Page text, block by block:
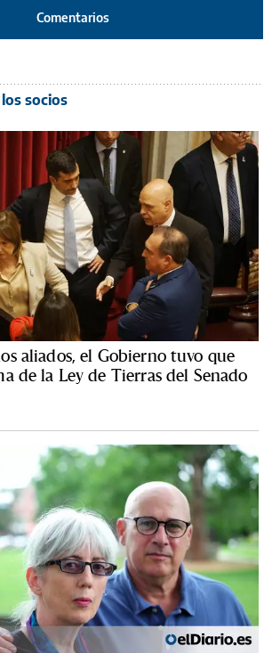
Comentarios
socios
aliados, el Gobierno tuvo que
de la Ley de Tierras del Senado